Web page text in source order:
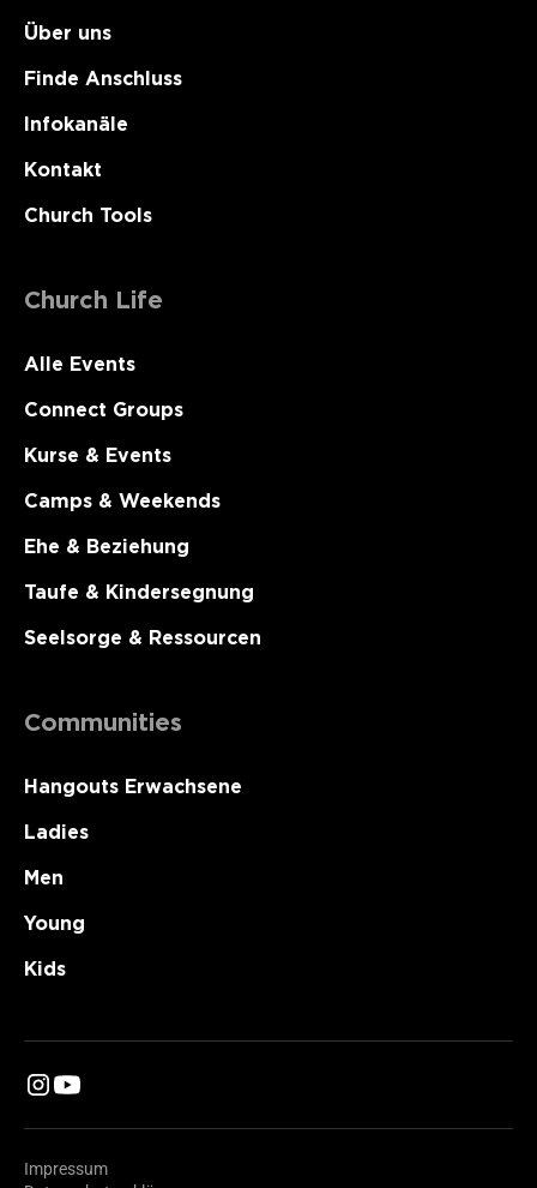
Über uns
Finde Anschluss
Infokanäle
Kontakt
Church Tools
Church Life
Alle Events
Connect Groups
Kurse & Events
Camps & Weekends
Ehe & Beziehung
Taufe & Kindersegnung
Seelsorge & Ressourcen
Communities
Hangouts Erwachsene
Ladies
Men
Young
Kids
Impressum